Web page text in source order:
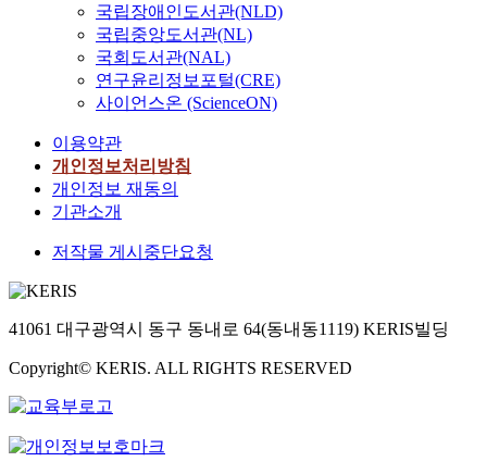
국립장애인도서관(NLD)
국립중앙도서관(NL)
국회도서관(NAL)
연구윤리정보포털(CRE)
사이언스온 (ScienceON)
이용약관
개인정보처리방침
개인정보 재동의
기관소개
저작물 게시중단요청
41061 대구광역시 동구 동내로 64(동내동1119) KERIS빌딩
Copyright© KERIS. ALL RIGHTS RESERVED